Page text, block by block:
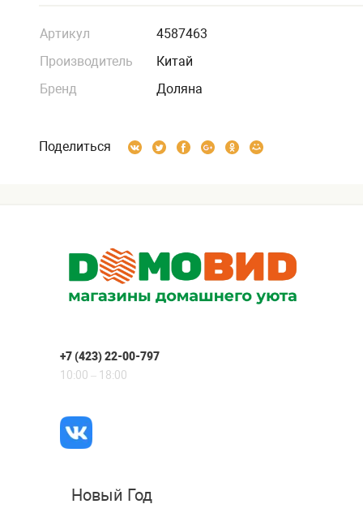
Артикул
4587463
Производитель
Китай
Бренд
Доляна
Поделиться
+7 (423) 22-00-797
10:00 – 18:00
Новый Год